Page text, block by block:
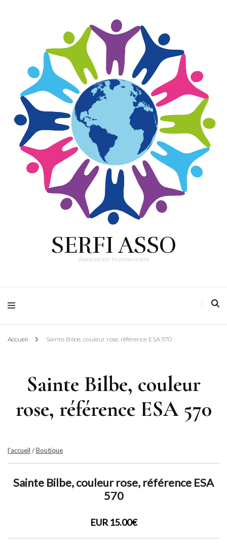
SERFI ASSO
Association humanitaire
Accueil Sainte Bilbe, couleur rose, référence ESA 570
Sainte Bilbe, couleur
rose, référence ESA 570
l'accueil /Boutique
Sainte Bilbe, couleur rose, référence ESA
570
EUR 15.00€